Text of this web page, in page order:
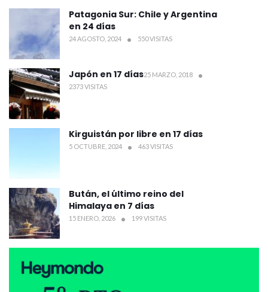
Patagonia Sur: Chile y Argentina
en 24 días
24 AGOSTO, 2024 550 VISITAS
Japón en 17 días25 MARZO, 2018
2373 VISITAS
Kirguistán por libre en 17 días
5 OCTUBRE, 2024 463 VISITAS
Bután, el último reino del
Himalaya en 7 días
15 ENERO, 2026 199 VISITAS